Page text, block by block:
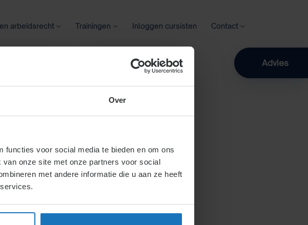
Over
functies voor social media te bieden en om ons
onze site met onze partners voor social
met andere informatie die u aan ze heeft
arbeidsrecht Trainingen Inloggen cursisten Contact
Zoeken Advies